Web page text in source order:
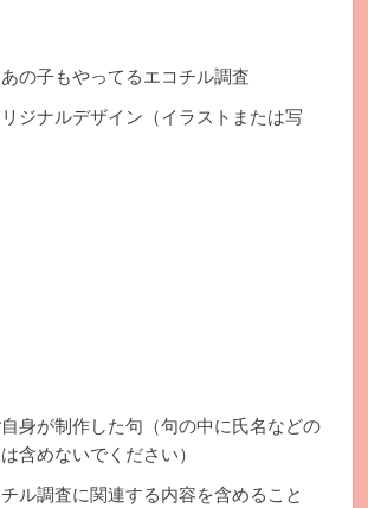
の子もやってるエコチル調査
ジナルデザイン（イラストまたは写
身が制作した句（句の中に氏名などの
含めないでください）
ル調査に関連する内容を含めること